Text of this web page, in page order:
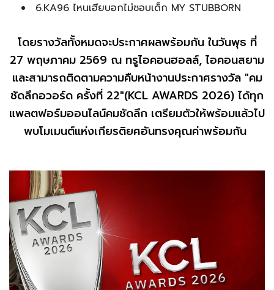
6.KA96 ไหนเฮียบอกไม่ชอบเด็ก MY STUBBORN
โดยรางวัลทั้งหมดจะประกาศผลพร้อมกัน ในวันพุธ ที่
27 พฤษภาคม 2569 ณ ทรูไอคอนฮอลล์, ไอคอนสยาม
และสามารถติดตามความคืบหน้างานประกาศรางวัล "คม
ชัดลึกอวอร์ด ครั้งที่ 22"(KCL AWARDS 2026) ได้ทุก
แพลตฟอร์มออนไลน์คมชัดลึก เตรียมตัวให้พร้อมแล้วไป
พบโมเมนต์แห่งเกียรติยศอันทรงคุณค่าพร้อมกัน